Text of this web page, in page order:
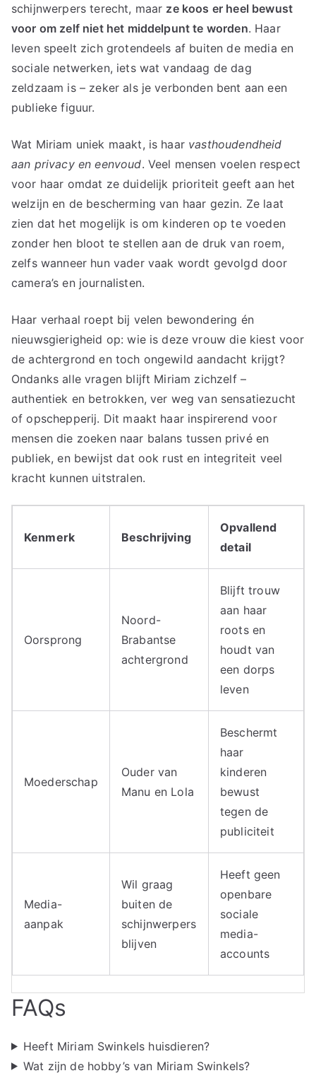
schijnwerpers terecht, maar ze koos er heel bewust
voor om zelf niet het middelpunt te worden. Haar
leven speelt zich grotendeels af buiten de media en
sociale netwerken, iets wat vandaag de dag
zeldzaam is – zeker als je verbonden bent aan een
publieke figuur.
Wat Miriam uniek maakt, is haar vasthoudendheid
aan privacy en eenvoud. Veel mensen voelen respect
voor haar omdat ze duidelijk prioriteit geeft aan het
welzijn en de bescherming van haar gezin. Ze laat
zien dat het mogelijk is om kinderen op te voeden
zonder hen bloot te stellen aan de druk van roem,
zelfs wanneer hun vader vaak wordt gevolgd door
camera’s en journalisten.
Haar verhaal roept bij velen bewondering én
nieuwsgierigheid op: wie is deze vrouw die kiest voor
de achtergrond en toch ongewild aandacht krijgt?
Ondanks alle vragen blijft Miriam zichzelf –
authentiek en betrokken, ver weg van sensatiezucht
of opschepperij. Dit maakt haar inspirerend voor
mensen die zoeken naar balans tussen privé en
publiek, en bewijst dat ook rust en integriteit veel
kracht kunnen uitstralen.
Kenmerk Beschrijving
Opvallend
detail
Oorsprong
Noord-
Brabantse
achtergrond
Blijft trouw
aan haar
roots en
houdt van
een dorps
leven
Moederschap
Ouder van
Manu en Lola
Beschermt
haar
kinderen
bewust
tegen de
publiciteit
Media-
aanpak
Wil graag
buiten de
schijnwerpers
blijven
Heeft geen
openbare
sociale
media-
accounts
FAQs
Heeft Miriam Swinkels huisdieren?
Wat zijn de hobby’s van Miriam Swinkels?